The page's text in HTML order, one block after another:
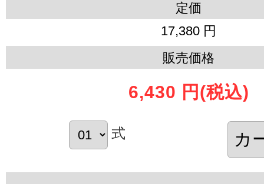
定価
17,380 円
販売価格
6,430 円 (税込)
式